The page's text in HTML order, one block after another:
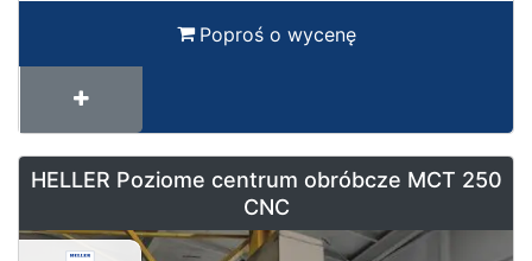
Poproś o wycenę
HELLER Poziome centrum obróbcze MCT 250
CNC